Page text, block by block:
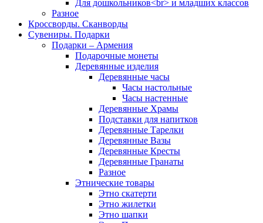
Для дошкольников<br> и младших классов
Разное
Кроссворды. Сканворды
Сувениры. Подарки
Подарки – Армения
Подарочные монеты
Деревянные изделия
Деревянные часы
Часы настольные
Часы настенные
Деревянные Храмы
Подставки для напитков
Деревянные Тарелки
Деревянные Вазы
Деревянные Кресты
Деревянные Гранаты
Разное
Этнические товары
Этно скатерти
Этно жилетки
Этно шапки